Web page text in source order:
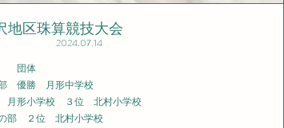
地区珠算競技大会
2024.07.14
団体
優勝 月形中学校
形小学校３位 北村小学校
部 ２位 北村小学校